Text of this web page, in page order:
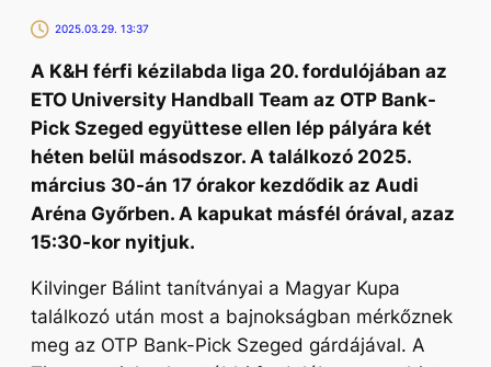
2025.03.29. 13:37
A K&H férfi kézilabda liga 20. fordulójában az
ETO University Handball Team az OTP Bank-
Pick Szeged együttese ellen lép pályára két
héten belül másodszor. A találkozó 2025.
március 30-án 17 órakor kezdődik az Audi
Aréna Győrben. A kapukat másfél órával, azaz
15:30-kor nyitjuk.
Kilvinger Bálint tanítványai a Magyar Kupa
találkozó után most a bajnokságban mérkőznek
meg az OTP Bank-Pick Szeged gárdájával. A